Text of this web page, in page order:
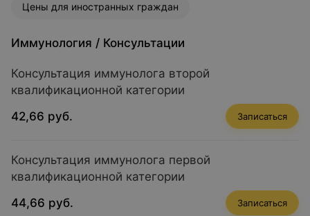
Цены для иностранных граждан
Иммунология / Консультации
Консультация иммунолога второй
квалификационной категории
42,66 руб.
Записаться
Консультация иммунолога первой
квалификационной категории
44,66 руб.
Записаться